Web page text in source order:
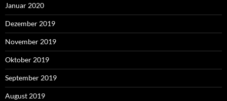
Januar 2020
Dezember 2019
November 2019
Oktober 2019
September 2019
August 2019